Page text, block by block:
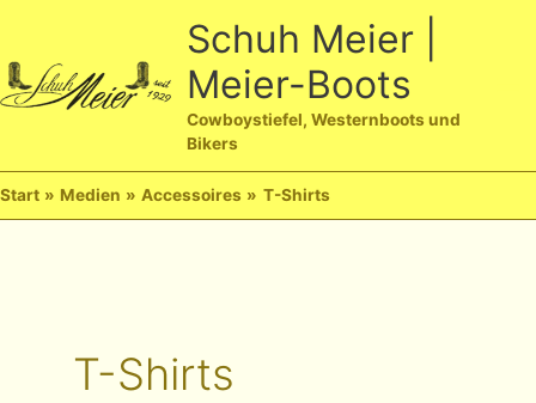
springen
Schuh Meier |
Meier-Boots
Cowboystiefel, Westernboots und
Bikers
Start Medien Accessoires T-Shirts
T-Shirts